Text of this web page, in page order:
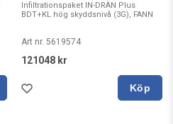
Infiltrationspaket IN-DRÄN Plus
BDT+KL hög skyddsnivå (3G), FANN
Art nr. 5619574
121048 kr
Köp